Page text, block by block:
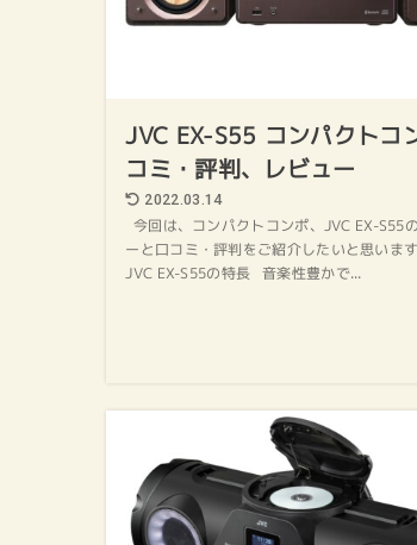
JVC EX-S55 コンパクトコ
コミ・評判、レビュー
2022.03.14
今回は、コンパクトコンポ、JVC EX-S55
ーと口コミ・評判をご紹介したいと思い
JVC EX-S55の特長 音楽性豊かで...